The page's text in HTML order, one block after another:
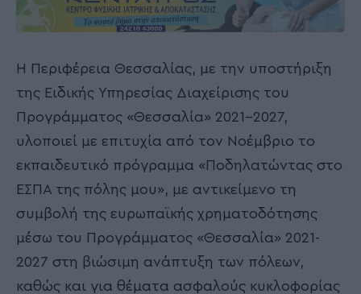
Η Περιφέρεια Θεσσαλίας, με την υποστήριξη
της Ειδικής Υπηρεσίας Διαχείρισης του
Προγράμματος «Θεσσαλία» 2021-2027,
υλοποιεί με επιτυχία από τον Νοέμβριο το
εκπαιδευτικό πρόγραμμα «Ποδηλατώντας στο
ΕΣΠΑ της πόλης μου», με αντικείμενο τη
συμβολή της ευρωπαϊκής χρηματοδότησης
μέσω του Προγράμματος «Θεσσαλία» 2021-
2027 στη βιώσιμη ανάπτυξη των πόλεων,
καθώς και για θέματα ασφαλούς κυκλοφορίας